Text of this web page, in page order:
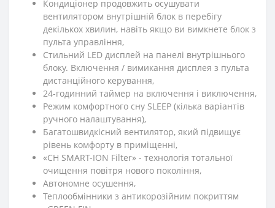
Кондиціонер продовжить осушувати
вентилятором внутрішній блок в перебігу
декількох хвилин, навіть якщо ви вимкнете блок з
пульта управління,
Стильний LED дисплей на панелі внутрішнього
блоку. Включення / вимикання дисплея з пульта
дистанційного керування,
24-годинний таймер на включення і виключення,
Режим комфортного сну SLЕЕР (кілька варіантів
ручного налаштування),
Багатошвидкісний вентилятор, який підвищує
рівень комфорту в приміщенні,
«CH SMART-ION Filter» - технологія тотальної
очищення повітря нового покоління,
Автономне осушення,
Теплообмінники з антикорозійним покриттям